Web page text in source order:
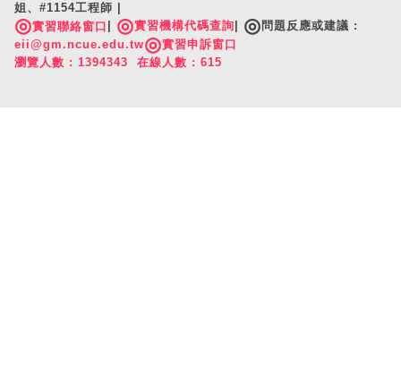
姐、#1154工程師 |
◎實習聯絡窗口 ◎實習機構代碼查詢 ◎ 問題反應或建議 :
eii@gm.ncue.edu.tw◎實習申訴窗口
瀏覽人數 : 1394343 在線人數 : 615